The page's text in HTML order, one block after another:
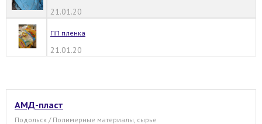
21.01.20
ПП пленка
21.01.20
АМД-пласт
Подольск / Полимерные материалы, сырье